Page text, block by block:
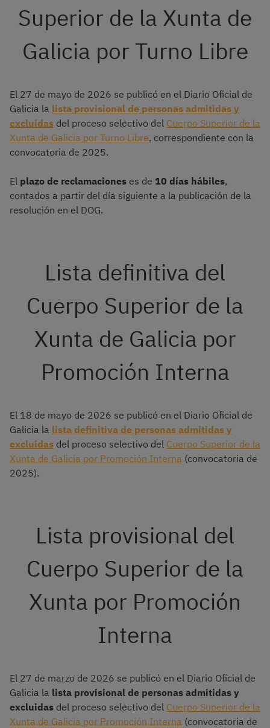
Superior de la Xunta de
Galicia por Turno Libre
El 27 de mayo de 2026 se publicó en el Diario Oficial de
Galicia la lista provisional de personas admitidas y
excluidas del proceso selectivo del Cuerpo Superior de la
Xunta de Galicia por Turno Libre, correspondiente con la
convocatoria de 2025.
El plazo de reclamaciones es de 10 días hábiles,
contados a partir del día siguiente a la publicación de la
resolución en el DOG.
Lista definitiva del
Cuerpo Superior de la
Xunta de Galicia por
Promoción Interna
El 18 de mayo de 2026 se publicó en el Diario Oficial de
Galicia la lista definitiva de personas admitidas y
excluidas del proceso selectivo del Cuerpo Superior de la
Xunta de Galicia por Promoción Interna (convocatoria de
2025).
Lista provisional del
Cuerpo Superior de la
Xunta por Promoción
Interna
El 27 de marzo de 2026 se publicó en el Diario Oficial de
Galicia la lista provisional de personas admitidas y
excluidas del proceso selectivo del Cuerpo Superior de la
Xunta de Galicia por Promoción Interna (convocatoria de